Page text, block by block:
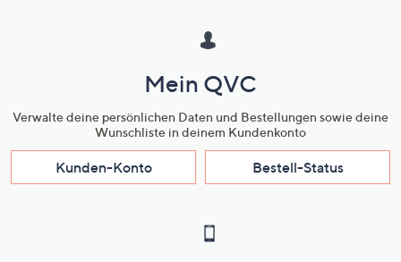
Mein QVC
Verwalte deine persönlichen Daten und Bestellungen sowie deine
Wunschliste in deinem Kundenkonto
Kunden-Konto Bestell-Status